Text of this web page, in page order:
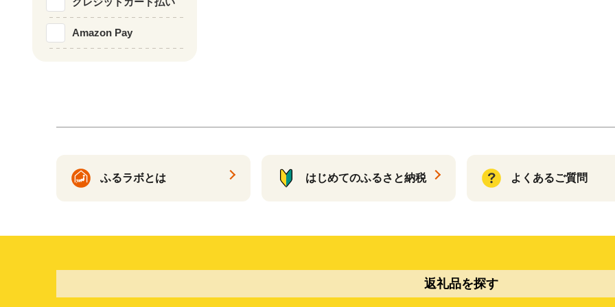
Amazon Pay
ふるラボとは はじめてのふるさと納税 よくあるご質問
返礼品を探す